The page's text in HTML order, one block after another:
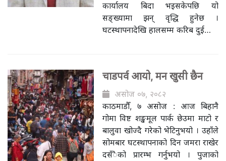
कार्यालय बिदा भइसकेपछि यो
सङ्ख्यामा झन् वृद्धि हुनेछ ।
घटस्थापनादेखि हालसम्म करिब दुई…
चाडपर्व आयो, मन खुसी छैन
असोज ०७, २०८२
काठमाडौँ, ७ असोज : आज बिहानै
गोमा विष्ट शङ्खमूल पार्क छेउमा माटो र
बालुवा खोज्दै गरेको भेटिनुभयो । उहाँले
सोमबार घटस्थापनाको दिन जमरा राखेर
दसँैको प्रारम्भ गर्नुभयो । पुजाको